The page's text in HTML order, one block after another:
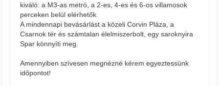
kiváló: a M3-as metró, a 2-es, 4-es és 6-os villamosok
perceken belül elérhetők.
A mindennapi bevásárlást a közeli Corvin Pláza, a
Csarnok tér és számtalan élelmiszerbolt, egy saroknyira
Spar könnyíti meg.
Amennyiben szívesen megnézné kérem egyeztessünk
időpontot!